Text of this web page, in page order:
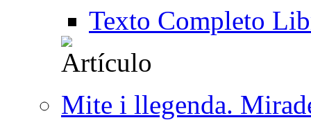
Texto Completo
Mite i llegenda.